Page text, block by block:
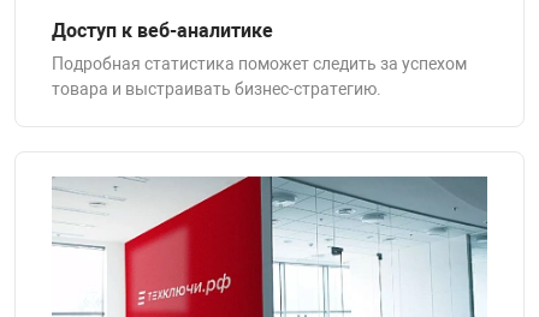
Доступ к веб-аналитике
Подробная статистика поможет следить за успехом
товара и выстраивать бизнес-стратегию.